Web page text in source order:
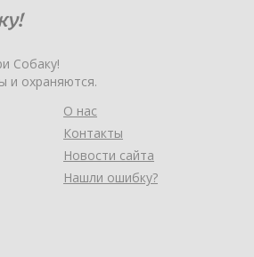
Собаку!
и охраняются.
О нас
Контакты
Новости сайта
Нашли ошибку?